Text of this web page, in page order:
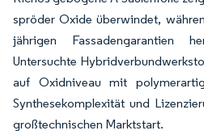
spröder Oxide überwindet,
jährigen Fassadengarantien
Untersuchte
auf Oxidniveau mit
Synthesekomplexität und
großtechnischen Marktstart.